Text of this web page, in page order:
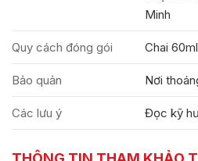
Minh
Quy cách đóng gói Chai 60ml
Bảo quản Nơi
Các lưu ý Đọc kỹ